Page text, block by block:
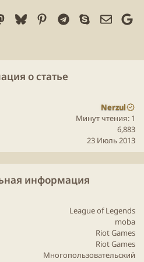
Mastodon
BlueskyPinterest
Telegram
Skype
о статье
Nerzul
Минут чтения: 1
6,883
23 Июль 2013
информация
League of Legends
moba
Riot Games
Riot Games
Многопользовательский